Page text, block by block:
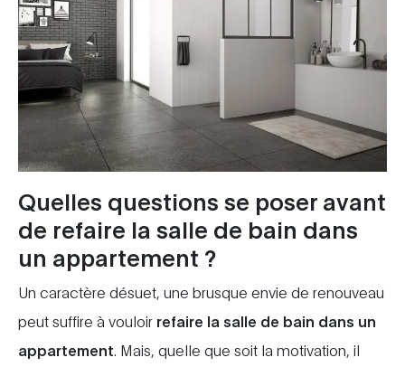
Quelles questions se poser avant
de refaire la salle de bain dans
un appartement ?
Un caractère désuet, une brusque envie de renouveau
peut suffire à vouloir refaire la salle de bain dans un
appartement . Mais, quelle que soit la motivation, il